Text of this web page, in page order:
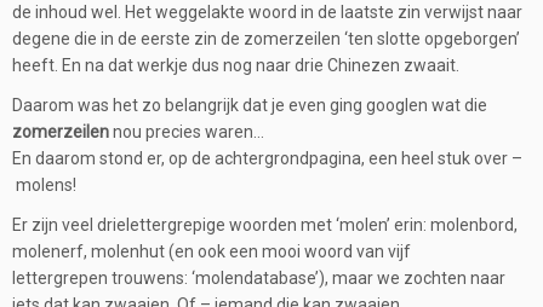
de inhoud wel. Het weggelakte woord in de laatste zin verwijst naar
degene die in de eerste zin de zomerzeilen ‘ten slotte opgeborgen’
heeft. En na dat werkje dus nog naar drie Chinezen zwaait.
Daarom was het zo belangrijk dat je even ging googlen wat die
zomerzeilennou precies waren…
En daarom stond er, op de achtergrondpagina, een heel stuk over –
molens!
Er zijn veel drielettergrepige woorden met ‘molen’ erin: molenbord,
molenerf, molenhut (en ook een mooi woord van vijf
lettergrepen trouwens: ‘molendatabase’), maar we zochten naar